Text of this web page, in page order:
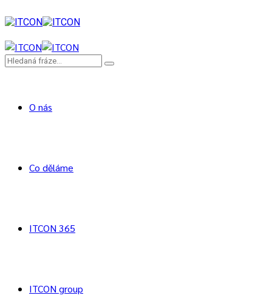
O nás
Co děláme
ITCON 365
ITCON group